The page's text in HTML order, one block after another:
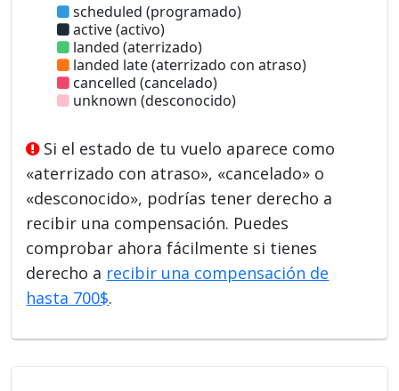
scheduled (programado)
active (activo)
landed (aterrizado)
landed late (aterrizado con atraso)
cancelled (cancelado)
unknown (desconocido)
Si el estado de tu vuelo aparece como
«aterrizado con atraso», «cancelado» o
«desconocido», podrías tener derecho a
recibir una compensación. Puedes
comprobar ahora fácilmente si tienes
derecho a recibir una compensación de
hasta 700$.